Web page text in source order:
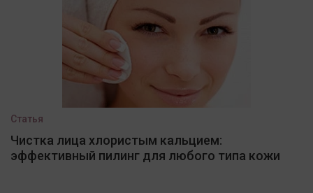
Статья
Чистка лица хлористым кальцием:
эффективный пилинг для любого типа кожи